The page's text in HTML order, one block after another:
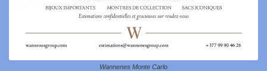
Wannenes Monte Carlo